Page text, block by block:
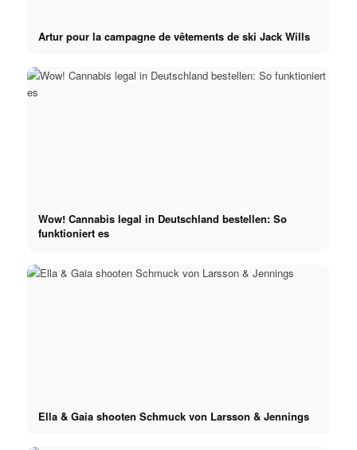
Artur pour la campagne de vêtements de ski Jack Wills
Wow! Cannabis legal in Deutschland bestellen: So
funktioniert es
Ella & Gaia shooten Schmuck von Larsson & Jennings